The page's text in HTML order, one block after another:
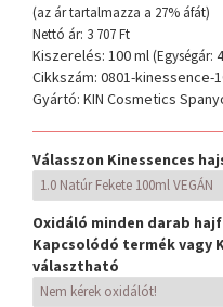
(az ár tartalmazza a 27% áfát)
Nettó ár: 3 707 Ft
Kiszerelés: 100 ml(Egységár:
Cikkszám: 0801-kinessence-
Gyártó: KIN Cosmetics
Válasszon Kinessences
Oxidáló minden darab
Kapcsolódó termék vagy
választható